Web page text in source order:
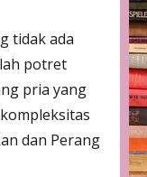
tidak ada
potret
pria yang
dan Perang